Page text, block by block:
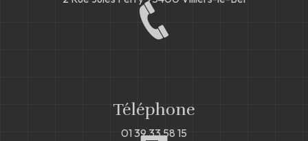
Téléphone
01 39 33 58 15